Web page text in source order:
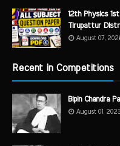
12th Physics
Tirupattur
August 07,
Recent in Competitions
Bipin Chandra
August 01, 2023